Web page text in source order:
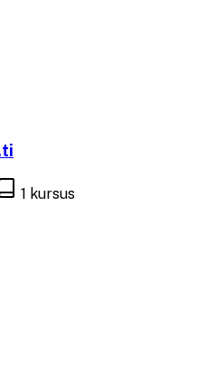
1 kursus